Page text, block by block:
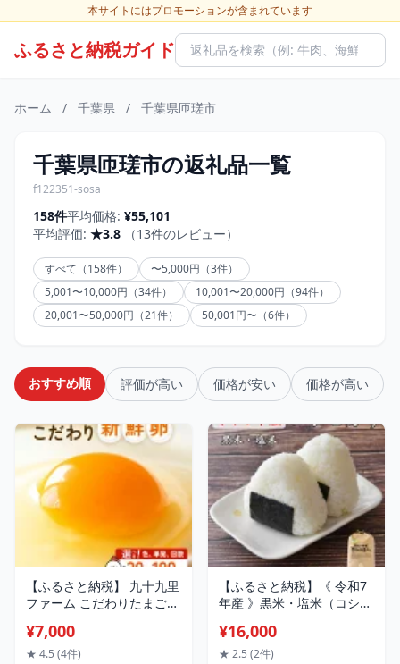
本サイトにはプロモーションが含まれています
ふるさと納税ガイド
ホーム / 千葉県 / 千葉県匝瑳市
千葉県匝瑳市の返礼品一覧
f122351-sosa
158件平均価格: ¥55,101
平均評価: ★3.8 （13件のレビュー）
すべて（158件）
〜5,000円（3件）
5,001〜10,000円（34件）
10,001〜20,000円（94件）
20,001〜50,000円（21件）
50,001円〜（6件）
おすすめ順 評価が高い 価格が安い 価格が高い
【ふるさと納税】 九十九里
ファーム こだわりたまご
《 選べる色・個数・回数
》 / たまご 卵 玉子 タマゴ
¥7,000
★ 4.5 (4件)
【ふるさと納税】《 令和7
年産 》黒米・塩米（コシヒ
米 米 精米 白米 コシヒカリ
こしひかり 5kg 10kg 令和7
¥16,000
★ 2.5 (2件)